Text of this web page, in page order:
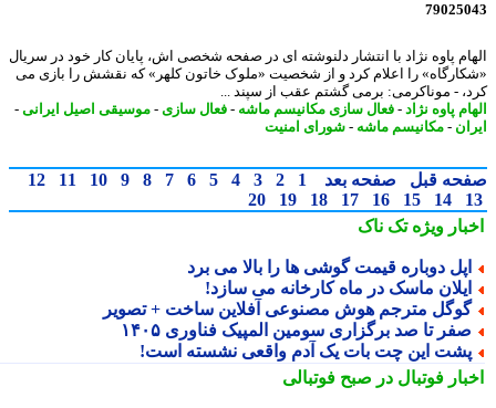
پاوه نژاد با انتشار دلنوشته ای در صفحه شخصی اش، پایان کار خود در سریال
را اعلام کرد و از شخصیت «ملوک خاتون کلهر» که نقشش را بازی می
- موناکرمی: برمی گشتم عقب از سپند ...
پاوه نژاد -فعال سازی مکانیسم ماشه-فعال سازی- موسیقی اصیل ایرانی-
- مکانیسم ماشه-شورای امنیت
قبل صفحه بعد 1
2
3
4
5
6
7
8
9
10
11
12
14
15
16
17
18
19
20
ویژهتک ناک
دوباره قیمت گوشی ها را بالا می برد
ماسک در ماه کارخانه می سازد!
مترجم هوش مصنوعی آفلاین ساخت + تصویر
تا صد برگزاری سومین المپیک فناوری ۱۴۰۵
این چت بات یک آدم واقعی نشسته است!
فوتبال در صبح فوتبالی